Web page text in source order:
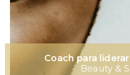
Coach para
Beauty &